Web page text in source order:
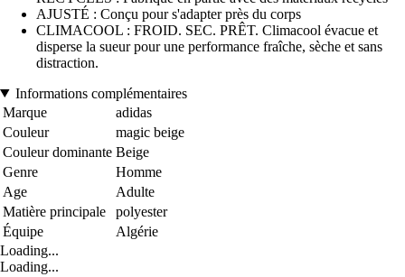
AJUSTÉ : Conçu pour s'adapter près du corps
CLIMACOOL : FROID. SEC. PRÊT. Climacool évacue et
disperse la sueur pour une performance fraîche, sèche et sans
distraction.
Informations complémentaires
Marque
adidas
Couleur
magic beige
Couleur dominante Beige
Genre
Homme
Age
Adulte
Matière principale
polyester
Équipe
Algérie
Loading...
Loading...